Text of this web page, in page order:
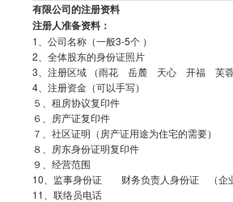
有限公司的注册资料
注册人准备资料：
1、公司名称（一般3-5个 ）
2、全体股东的身份证照片
3、注册区域 （雨花 岳麓 天心 开福 芙
4、注册资金（可以手写）
５、租房协议复印件
６、房产证复印件
７、社区证明（房产证用途为住宅的需要）
８、房东身份证明复印件
９、经营范围
10 、监事身份证 财务负责人身份证 （企业
11
、联络员电话